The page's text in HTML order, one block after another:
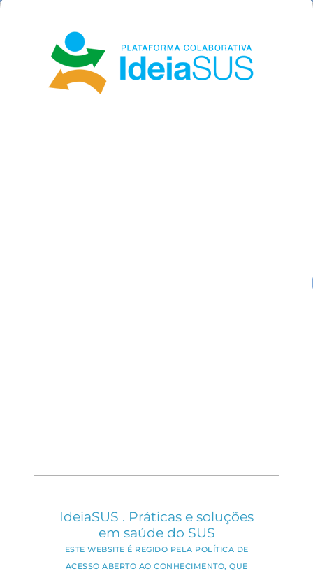
IdeiaSUS . Práticas e soluções
em saúde do SUS
ESTE WEBSITE É REGIDO PELA POLÍTICA DE
ACESSO ABERTO AO CONHECIMENTO, QUE